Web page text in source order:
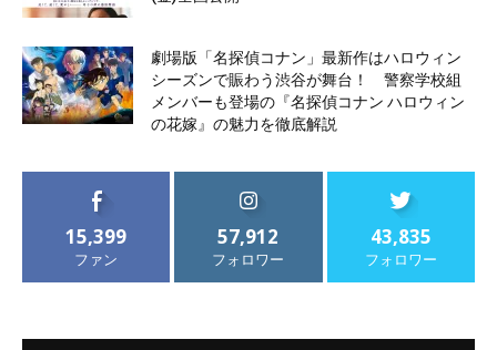
劇場版「名探偵コナン」最新作はハロウィン
シーズンで賑わう渋谷が舞台！ 警察学校組
メンバーも登場の『名探偵コナン ハロウィン
の花嫁』の魅力を徹底解説
15,399
ファン
57,912
フォロワー
43,835
フォロワー